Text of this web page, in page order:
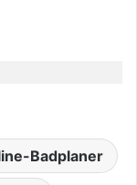
Badplaner